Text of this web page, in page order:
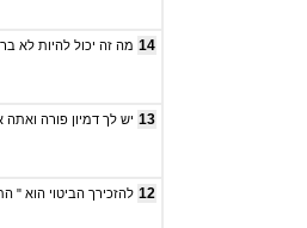
מה זה יכול להיות לא 14
יש לך דמיון פורה 13
להזכירך הביטוי הוא " 12